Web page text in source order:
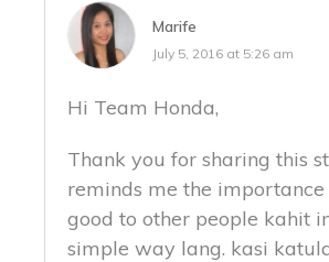
Marife
July 5, 2016 at 5:26 am
Hi Team Honda,
Thank you for sharing this
reminds me the importance
good to other people kahit
simple way lang. kasi